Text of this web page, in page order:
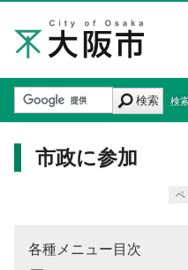
検索 検
市政に参加
各種メニュー目次